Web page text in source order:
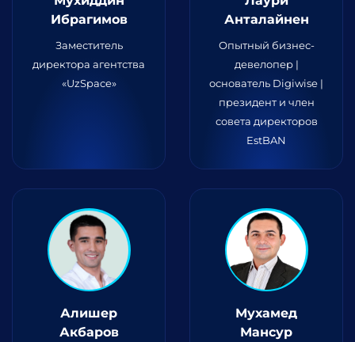
Ибрагимов
Заместитель
директора агентства
«UzSpace»
Анталайнен
Опытный бизнес-
девелопер |
основатель Digiwise |
президент и член
совета директоров
EstBAN
Алишер
Акбаров
Мухамед
Мансур